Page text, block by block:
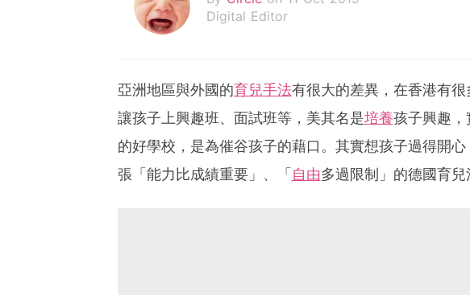
Digital Editor
亞洲地區與外國的育兒手法有很大的差異，在香港有很
讓孩子上興趣班、面試班等，美其名是培養孩子興趣
的好學校，是為催谷孩子的藉口。其實想孩子過得開
張「能力比成績重要」、「 自由多過限制」的德國育兒